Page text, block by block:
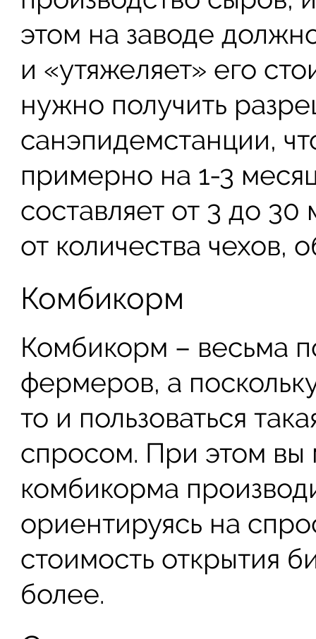
этом на заводе
и «утяжеляет» его
нужно получить
санэпидемстанции,
примерно на 1-3
составляет от 3 до
от количества чехов,
Комбикорм
Комбикорм – весьма
фермеров, а
то и пользоваться
спросом. При этом вы
комбикорма
ориентируясь на
стоимость открытия
более.